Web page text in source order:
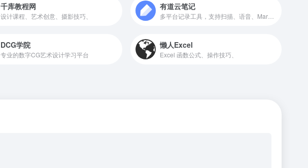
千库教程网
设计课程、艺术创意、摄影技巧、
有道云笔记
DCG学院
专业的数字CG艺术设计学习平台
懒人Excel
Excel 函数公式、操作技巧、